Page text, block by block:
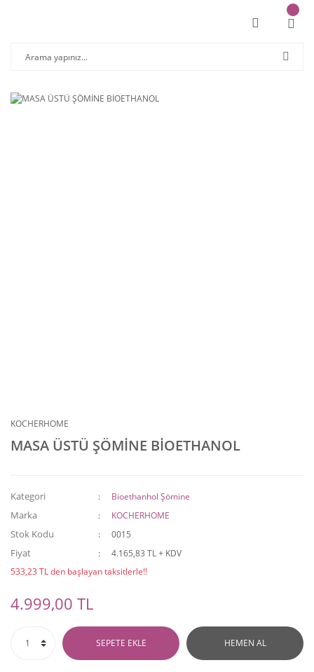
KOCHERHOME
MASA ÜSTÜ ŞÖMİNE BİOETHANOL
Kategori Bioethanhol Şömine
Marka KOCHERHOME
Stok Kodu 0015
Fiyat
4.165,83 TL + KDV
533,23 TL den başlayan taksitlerle!!
4.999,00 TL
SEPETE EKLE HEMEN AL